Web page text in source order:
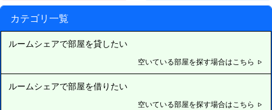
カテゴリ一覧
ルームシェアで部屋を貸したい
空いている部屋を探す場合はこちら
ルームシェアで部屋を借りたい
空いている部屋を探す場合はこちら